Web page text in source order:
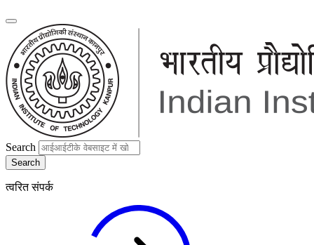
Search
त्वरित संपर्क